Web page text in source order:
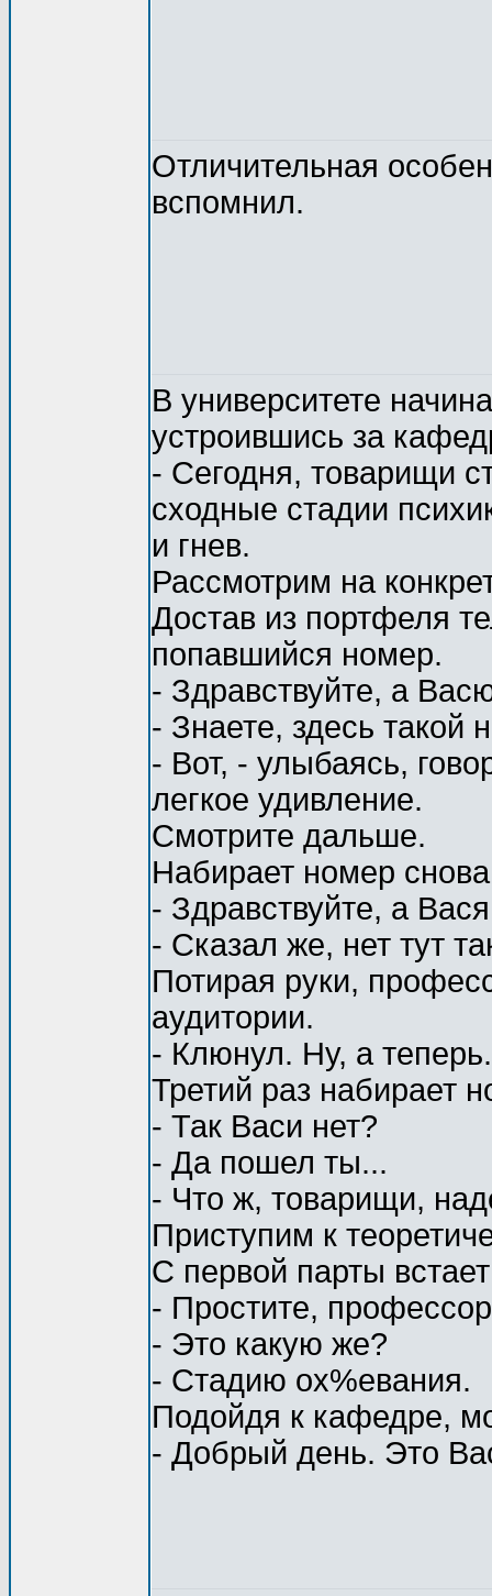
Отличительная
вспомнил.
В университете
устроившись за
- Сегодня, товарищи
сходные стадии
и гнев.
Рассмотрим на
Достав из портфеля
попавшийся номер.
- Здравствуйте, а
- Знаете, здесь такой
- Вот, - улыбаясь,
легкое удивление.
Смотрите дальше.
Набирает номер
- Здравствуйте, а
- Сказал же, нет тут
Потирая руки,
аудитории.
- Клюнул. Ну, а
Третий раз набирает
- Так Васи нет?
- Да пошел ты...
- Что ж, товарищи,
Приступим к
С первой парты
- Простите,
- Это какую же?
- Стадию ох%евания.
Подойдя к кафедре,
- Добрый день. Это